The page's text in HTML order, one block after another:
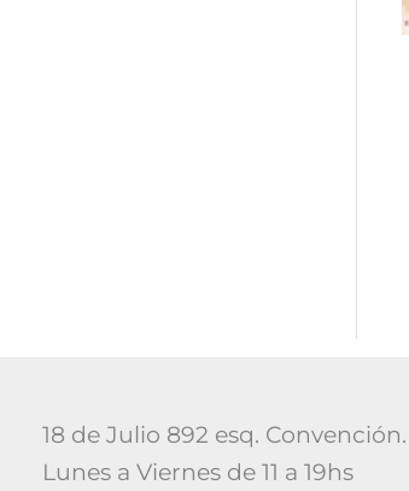
18 de Julio 892 esq. Convención.
Lunes a Viernes de 11 a 19hs